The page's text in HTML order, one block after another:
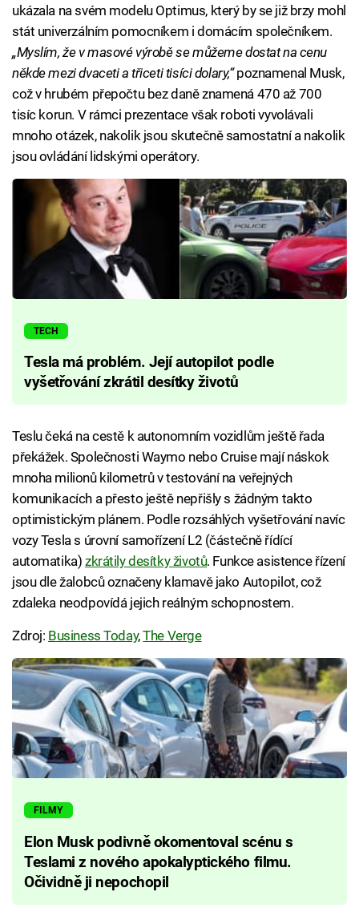
ukázala na svém modelu Optimus, který by se již brzy mohl
stát univerzálním pomocníkem i domácím společníkem.
„Myslím, že v masové výrobě se můžeme dostat na cenu
někde mezi dvaceti a třiceti tisíci dolary,“poznamenal Musk,
což v hrubém přepočtu bez daně znamená 470 až 700
tisíc korun. V rámci prezentace však roboti vyvolávali
mnoho otázek, nakolik jsou skutečně samostatní a nakolik
jsou ovládání lidskými operátory.
TECH
Tesla má problém. Její autopilot podle
vyšetřování zkrátil desítky životů
Teslu čeká na cestě k autonomním vozidlům ještě řada
překážek. Společnosti Waymo nebo Cruise mají náskok
mnoha milionů kilometrů v testování na veřejných
komunikacích a přesto ještě nepřišly s žádným takto
optimistickým plánem. Podle rozsáhlých vyšetřování navíc
vozy Tesla s úrovní samořízení L2 (částečně řídící
automatika) zkrátily desítky životů. Funkce asistence řízení
jsou dle žalobců označeny klamavě jako Autopilot, což
zdaleka neodpovídá jejich reálným schopnostem.
Zdroj: Business Today,The Verge
FILMY
Elon Musk podivně okomentoval scénu s
Teslami z nového apokalyptického filmu.
Očividně ji nepochopil